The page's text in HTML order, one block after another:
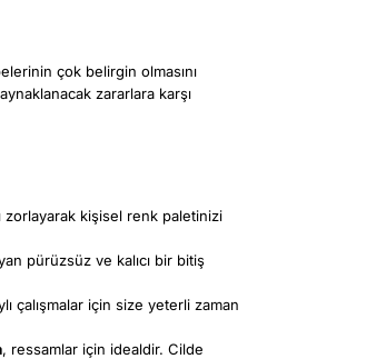
çok belirgin olmasını
zararlara karşı
zorlayarak kişisel renk paletinizi
pürüzsüz ve kalıcı bir bitiş
çalışmalar için size yeterli zaman
, ressamlar için idealdir. Cilde